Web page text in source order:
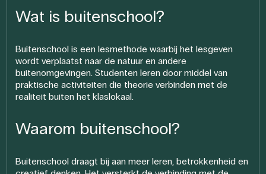
Wat is buitenschool?
Buitenschool is een lesmethode waarbij het lesgeven
wordt verplaatst naar de natuur en andere
buitenomgevingen. Studenten leren door middel van
praktische activiteiten die theorie verbinden met de
realiteit buiten het klaslokaal.
Waarom buitenschool?
Buitenschool draagt bij aan meer leren, betrokkenheid en